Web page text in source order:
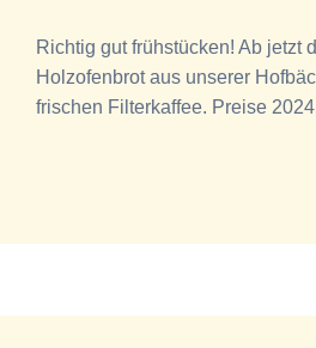
Richtig gut frühstücken! Ab jetzt
Holzofenbrot aus unserer
frischen Filterkaffee. Preise